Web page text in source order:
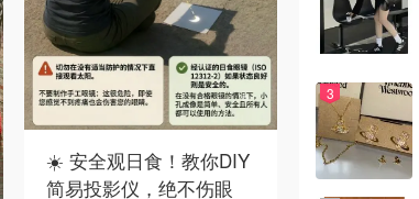
☀️ 安全观日食！教你DIY
简易投影仪，绝不伤眼